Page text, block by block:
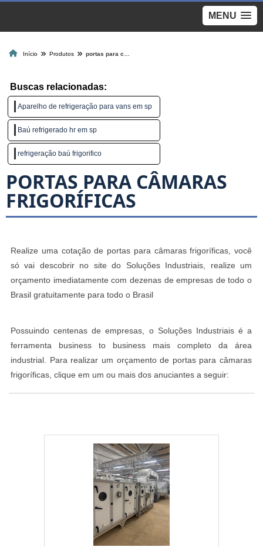
MENU
Início Produtos
Buscas relacionadas:
Aparelho de refrigeração para vans em sp
Baú refrigerado hr em sp
refrigeração baú frigorifico
PORTAS PARA CÂMARAS
FRIGORÍFICAS
Realize uma cotação de portas para câmaras frigoríficas, você
só vai descobrir no site do Soluções Industriais, realize um
orçamento imediatamente com dezenas de empresas de todo o
Brasil gratuitamente para todo o Brasil
Possuindo centenas de empresas, o Soluções Industriais é a
ferramenta business to business mais completo da área
industrial. Para realizar um orçamento de portas para câmaras
frigoríficas, clique em um ou mais dos anuciantes a seguir: